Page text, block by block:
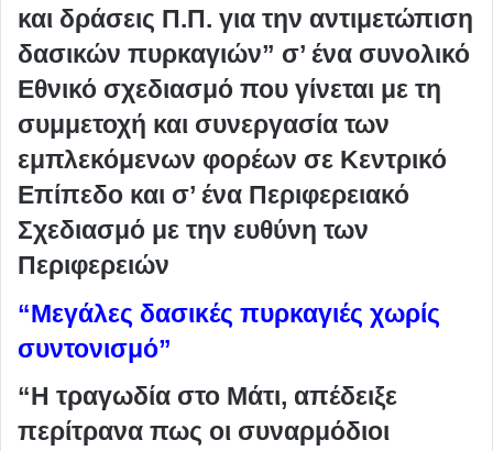
και δράσεις Π.Π. για την αντιμετώπιση
δασικών πυρκαγιών” σ’ ένα συνολικό
Εθνικό σχεδιασμό που γίνεται με τη
συμμετοχή και συνεργασία των
εμπλεκόμενων φορέων σε Κεντρικό
Επίπεδο και σ’ ένα Περιφερειακό
Σχεδιασμό με την ευθύνη των
Περιφερειών
“Μεγάλες δασικές πυρκαγιές χωρίς
συντονισμό”
“Η τραγωδία στο Μάτι, απέδειξε
περίτρανα πως οι συναρμόδιοι